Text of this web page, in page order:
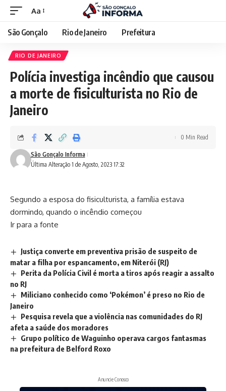
Aa
São Gonçalo Rio de Janeiro Prefeitura
RIO DE JANEIRO
Polícia investiga incêndio que causou
a morte de fisiculturista no Rio de
Janeiro
Última Alteração 1 de Agosto, 2023 17:32
São Gonçalo Informa
0 Min Read
Segundo a esposa do fisiculturista, a família estava
dormindo, quando o incêndio começou
Ir para a fonte
Justiça converte em preventiva prisão de suspeito de
matar a filha por espancamento, em Niterói (RJ)
Perita da Polícia Civil é morta a tiros após reagir a assalto
no RJ
Miliciano conhecido como ‘Pokémon’ é preso no Rio de
Janeiro
Pesquisa revela que a violência nas comunidades do RJ
afeta a saúde dos moradores
Grupo político de Waguinho operava cargos fantasmas
na prefeitura de Belford Roxo
Anuncie Conosco